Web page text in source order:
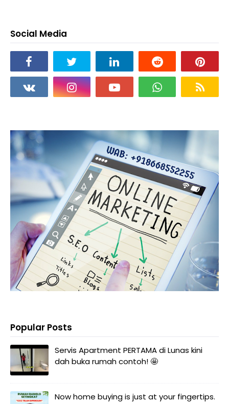
Social Media
Popular Posts
Servis Apartment PERTAMA di Lunas kini
dah buka rumah contoh! 🤩
Now home buying is just at your fingertips.